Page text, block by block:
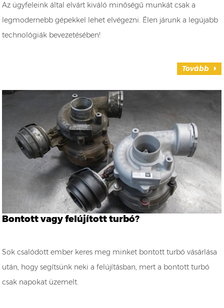
Az ügyfeleink által elvárt kiváló minőségű munkát csak a
legmodernebb gépekkel lehet elvégezni. Élen járunk a legújabb
technológiák bevezetésében!
Tovább
Bontott vagy felújított turbó?
Sok csalódott ember keres meg minket bontott turbó vásárlása
után, hogy segítsünk neki a felújításban, mert a bontott turbó
csak napokat üzemelt.